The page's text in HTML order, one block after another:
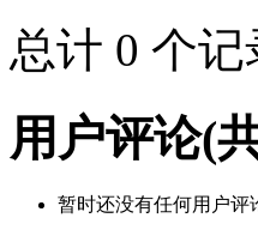
总计 0 个
用户评论(
暂时还没有任何用户评